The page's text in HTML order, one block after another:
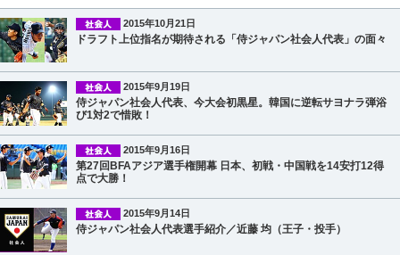
2015年10月21日
ドラフト上位指名が期待される「侍ジャパン社会人代表」の面々
2015年9月19日
侍ジャパン社会人代表、今大会初黒星。韓国に逆転サヨナラ弾浴
び1対2で惜敗！
2015年9月16日
第27回BFAアジア選手権開幕 日本、初戦・中国戦を14安打12得
点で大勝！
2015年9月14日
侍ジャパン社会人代表選手紹介／近藤 均（王子・投手）